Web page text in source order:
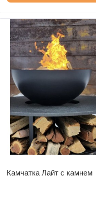
Камчатка Лайт с камнем